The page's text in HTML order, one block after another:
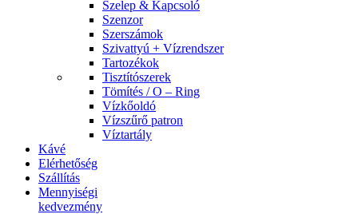
Szelep & Kapcsoló
Szenzor
Szerszámok
Szivattyú + Vízrendszer
Tartozékok
Tisztítószerek
Tömítés / O – Ring
Vízkőoldó
Vízszűrő patron
Víztartály
Kávé
Elérhetőség
Szállítás
Mennyiségi
kedvezmény